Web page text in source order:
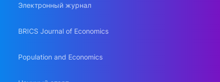
Электронный журнал
BRICS Journal of Economics
Population and Economics